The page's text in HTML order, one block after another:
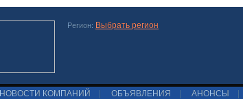
Регион: Выбрать регион
НОВОСТИ КОМПАНИЙ ОБЪЯВЛЕНИЯ АНОНСЫ